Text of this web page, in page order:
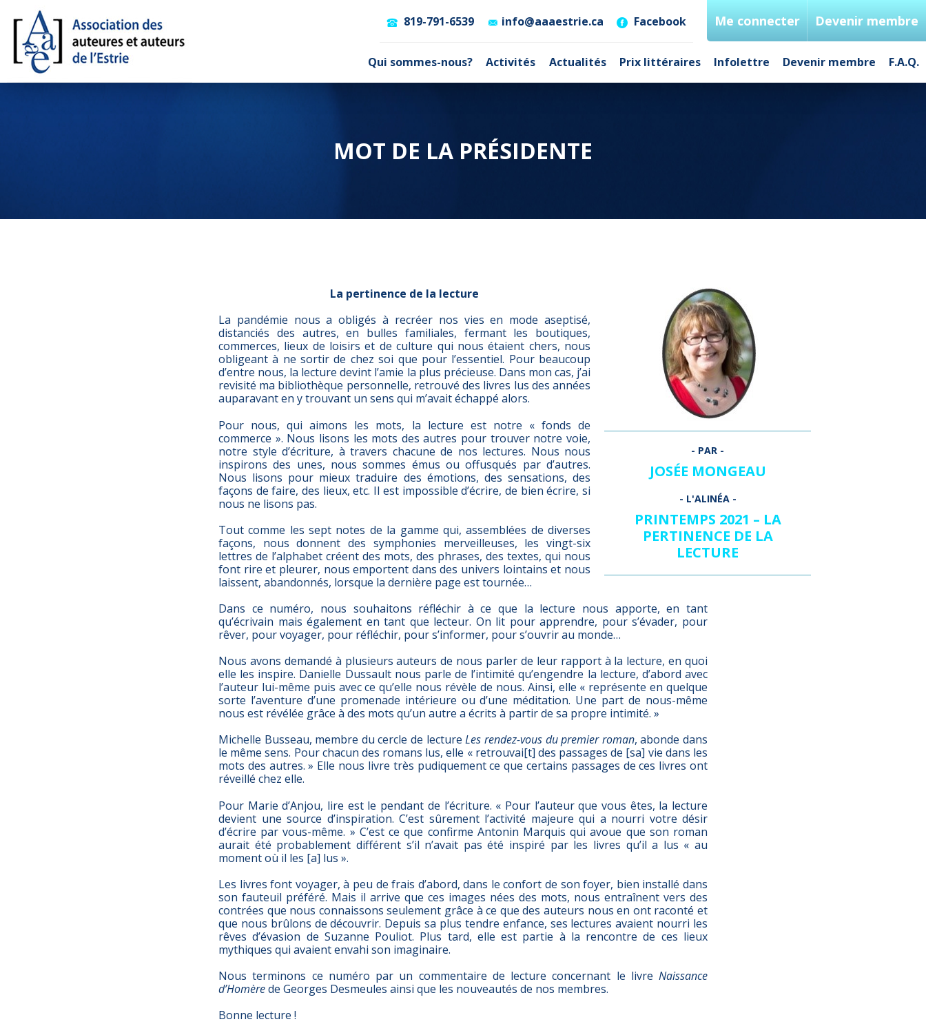
Qui sommes-nous? Activités Actualités Prix littéraires Infolettre Devenir membre F.A.Q.
819-791-6539 info@aaaestrie.ca Facebook Me connecter Devenir membre
MOT DE LA PRÉSIDENTE
JOSÉE MONGEAU
PRINTEMPS 2021 – LA
PERTINENCE DE LA
LECTURE
La pertinence de la lecture
La pandémie nous a obligés à recréer nos vies en mode aseptisé,
distanciés des autres, en bulles familiales, fermant les boutiques,
commerces, lieux de loisirs et de culture qui nous étaient chers, nous
obligeant à ne sortir de chez soi que pour l’essentiel. Pour beaucoup
d’entre nous, la lecture devint l’amie la plus précieuse. Dans mon cas, j’ai
revisité ma bibliothèque personnelle, retrouvé des livres lus des années
auparavant en y trouvant un sens qui m’avait échappé alors.
Pour nous, qui aimons les mots, la lecture est notre « fonds de
commerce ». Nous lisons les mots des autres pour trouver notre voie,
notre style d’écriture, à travers chacune de nos lectures. Nous nous
inspirons des unes, nous sommes émus ou offusqués par d’autres.
Nous lisons pour mieux traduire des émotions, des sensations, des
façons de faire, des lieux, etc. Il est impossible d’écrire, de bien écrire, si
nous ne lisons pas.
Tout comme les sept notes de la gamme qui, assemblées de diverses
façons, nous donnent des symphonies merveilleuses, les vingt-six
lettres de l’alphabet créent des mots, des phrases, des textes, qui nous
font rire et pleurer, nous emportent dans des univers lointains et nous
laissent, abandonnés, lorsque la dernière page est tournée…
Dans ce numéro, nous souhaitons réfléchir à ce que la lecture nous apporte, en tant
qu’écrivain mais également en tant que lecteur. On lit pour apprendre, pour s’évader, pour
rêver, pour voyager, pour réfléchir, pour s’informer, pour s’ouvrir au monde…
Nous avons demandé à plusieurs auteurs de nous parler de leur rapport à la lecture, en quoi
elle les inspire. Danielle Dussault nous parle de l’intimité qu’engendre la lecture, d’abord avec
l’auteur lui-même puis avec ce qu’elle nous révèle de nous. Ainsi, elle « représente en quelque
sorte l’aventure d’une promenade intérieure ou d’une méditation. Une part de nous-même
nous est révélée grâce à des mots qu’un autre a écrits à partir de sa propre intimité. »
Michelle Busseau, membre du cercle de lectureLes rendez-vous du premier roman, abonde dans
le même sens. Pour chacun des romans lus, elle « retrouvai[t] des passages de [sa] vie dans les
mots des autres. » Elle nous livre très pudiquement ce que certains passages de ces livres ont
réveillé chez elle.
Pour Marie d’Anjou, lire est le pendant de l’écriture. « Pour l’auteur que vous êtes, la lecture
devient une source d’inspiration. C’est sûrement l’activité majeure qui a nourri votre désir
d’écrire par vous-même. » C’est ce que confirme Antonin Marquis qui avoue que son roman
aurait été probablement différent s’il n’avait pas été inspiré par les livres qu’il a lus « au
moment où il les [a] lus ».
Les livres font voyager, à peu de frais d’abord, dans le confort de son foyer, bien installé dans
son fauteuil préféré. Mais il arrive que ces images nées des mots, nous entraînent vers des
contrées que nous connaissons seulement grâce à ce que des auteurs nous en ont raconté et
que nous brûlons de découvrir. Depuis sa plus tendre enfance, ses lectures avaient nourri les
rêves d’évasion de Suzanne Pouliot. Plus tard, elle est partie à la rencontre de ces lieux
mythiques qui avaient envahi son imaginaire.
Nous terminons ce numéro par un commentaire de lecture concernant le livre Naissance
d’Homèrede Georges Desmeules ainsi que les nouveautés de nos membres.
Bonne lecture !